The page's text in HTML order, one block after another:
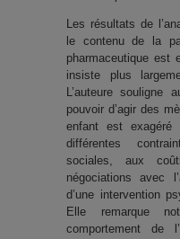
Les résultats de
le contenu de la
pharmaceutique est
insiste plus
L’auteure
pouvoir d’agir des
enfant est
différentes
sociales, aux
négociations avec
d’une intervention
Elle remarque
comportement de